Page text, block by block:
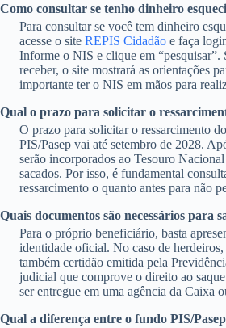
Como consultar se tenho dinheiro
Para consultar se você tem dinheiro
acesse o site REPIS Cidadão e faça
Informe o NIS e clique em “pesquisar”.
receber, o site mostrará as orientações
importante ter o NIS em mãos para
Qual o prazo para solicitar o
O prazo para solicitar o ressarcimento
PIS/Pasep vai até setembro de 2028.
serão incorporados ao Tesouro
sacados. Por isso, é fundamental
ressarcimento o quanto antes para não
Quais documentos são necessários para
Para o próprio beneficiário, basta
identidade oficial. No caso de herdeiros,
também certidão emitida pela
judicial que comprove o direito ao
ser entregue em uma agência da Caixa
Qual a diferença entre o fundo PIS/